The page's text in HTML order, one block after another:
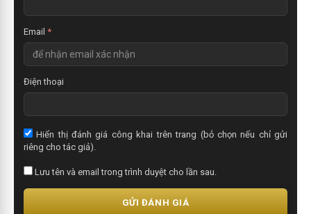
Email *
Điện thoại
Hiển thị đánh giá công khai trên trang (bỏ chọn nếu chỉ gửi
riêng cho tác giả).
Lưu tên và email trong trình duyệt cho lần sau.
GỬI ĐÁNH GIÁ